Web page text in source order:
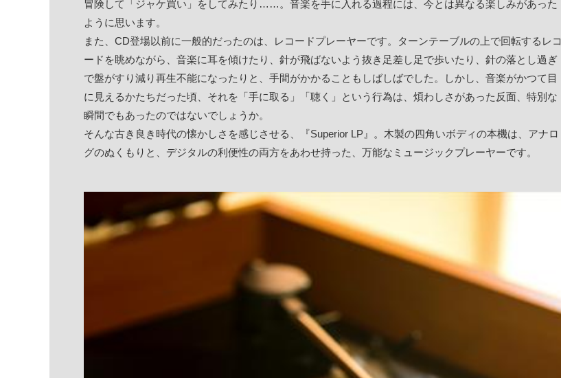
冒険して「ジャケ買い」をしてみたり……。音楽を手に入れる過程には、今とは異なる楽しみがあった
ように思います。
また、CD登場以前に一般的だったのは、レコードプレーヤーです。ターンテーブルの上で回転するレコ
ードを眺めながら、音楽に耳を傾けたり、針が飛ばないよう抜き足差し足で歩いたり、針の落とし過ぎ
で盤がすり減り再生不能になったりと、手間がかかることもしばしばでした。しかし、音楽がかつて目
に見えるかたちだった頃、それを「手に取る」「聴く」という行為は、煩わしさがあった反面、特別な
瞬間でもあったのではないでしょうか。
そんな古き良き時代の懐かしさを感じさせる、『Superior LP』。木製の四角いボディの本機は、アナロ
グのぬくもりと、デジタルの利便性の両方をあわせ持った、万能なミュージックプレーヤーです。